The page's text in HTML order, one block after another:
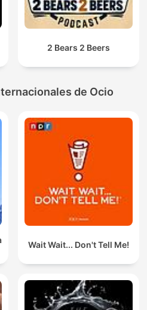
2 Bears 2 Beers
de Ocio
Wait Wait... Don't Tell Me!